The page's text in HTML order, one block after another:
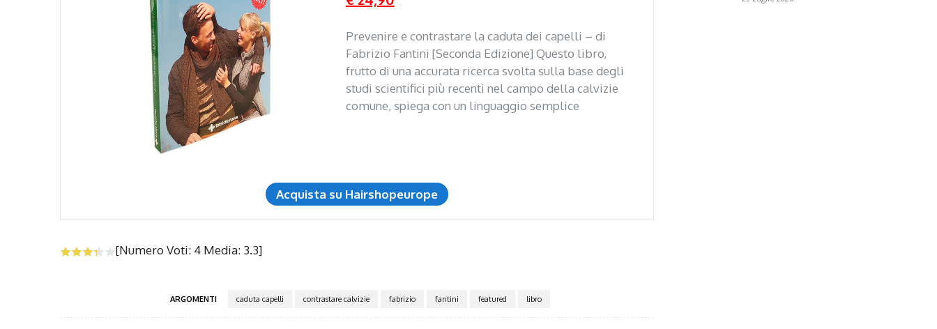
Prevenire e contrastare la caduta dei capelli – di
Fabrizio Fantini [Seconda Edizione] Questo libro,
frutto di una accurata ricerca svolta sulla base degli
studi scientifici più recenti nel campo della calvizie
comune, spiega con un linguaggio semplice
Acquista su Hairshopeurope
[Numero Voti: 4 Media: 3.3]
ARGOMENTI caduta capelli contrastare calvizie fabrizio fantini featured libro